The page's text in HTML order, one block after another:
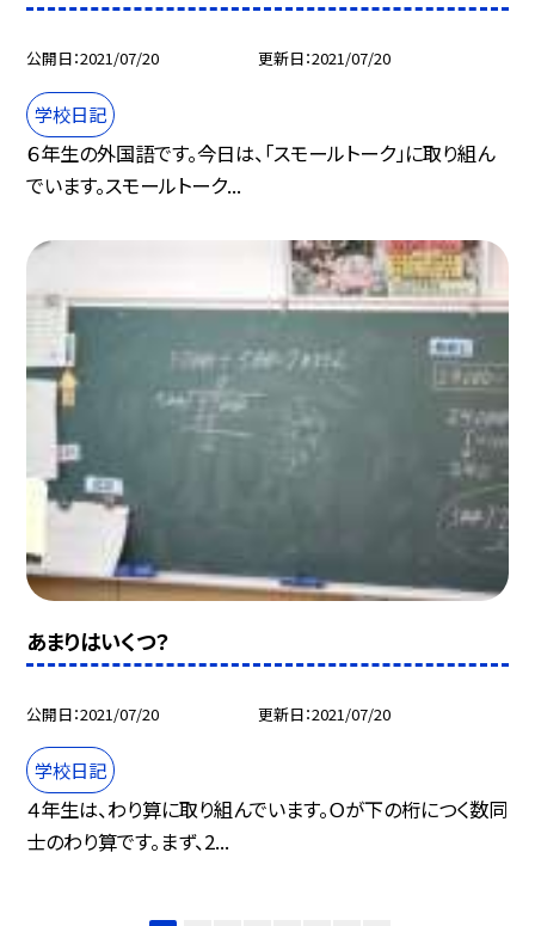
公開日 2021/07/20 更新日 2021/07/20
学校日記
６年生の外国語です。今日は、「スモールトーク」に取り組ん
でいます。スモールトーク...
あまりはいくつ？
公開日 2021/07/20 更新日 2021/07/20
学校日記
４年生は、わり算に取り組んでいます。Ｏが下の桁につく数同
士のわり算です。まず、2...